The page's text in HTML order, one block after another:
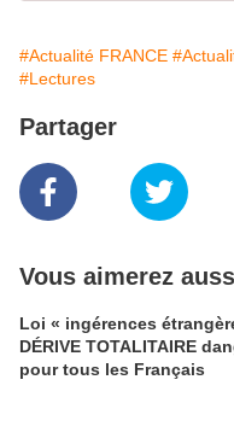
#Actualité FRANCE
#Lectures
Partager
Vous aimerez
Loi « ingérences
DÉRIVE TOTALITAIRE
pour tous les Français